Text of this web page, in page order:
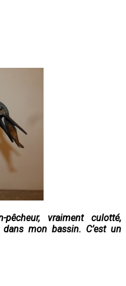
vraiment culotté,
mon bassin. C’est un